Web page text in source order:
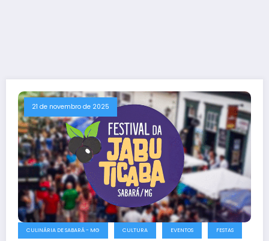
21 de novembro de 2025
CULINÁRIA DE SABARÁ - MG CULTURA EVENTOS FESTAS